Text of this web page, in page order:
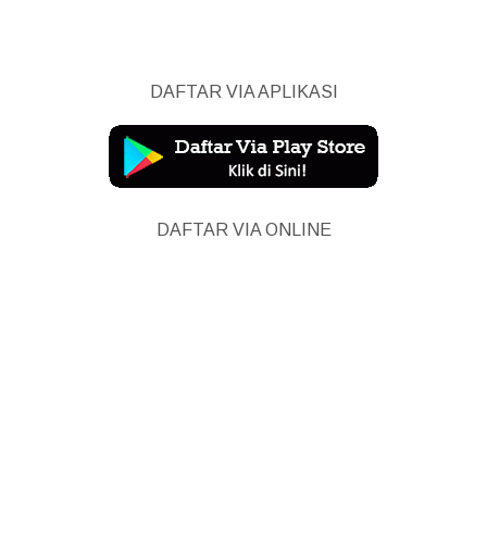
DAFTAR VIA APLIKASI
DAFTAR VIA ONLINE